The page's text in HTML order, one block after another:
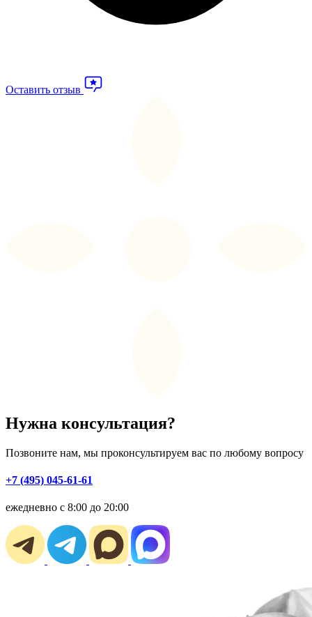
Оставить отзыв
Нужна консультация?
Позвоните нам, мы проконсультируем вас по любому вопросу
+7 (495) 045-61-61
ежедневно с 8:00 до 20:00